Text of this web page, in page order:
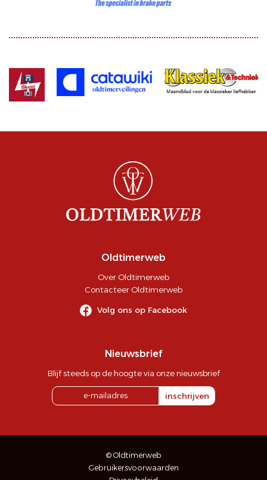
Oldtimerweb
Over Oldtimerweb
Contacteer Oldtimerweb
Volg ons op Facebook
Nieuwsbrief
Blijf steeds op de hoogte via onze nieuwsbrief
inschrijven
© Oldtimerweb
Gebruikersvoorwaarden